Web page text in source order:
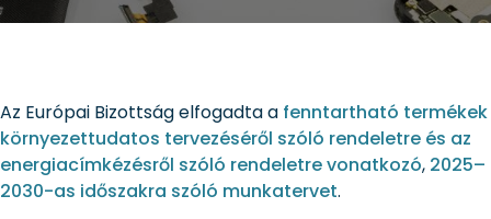
Az Európai Bizottság elfogadta a fenntartható termékek
környezettudatos tervezéséről szóló rendeletre és az
energiacímkézésről szóló rendeletre vonatkozó, 2025–
2030-as időszakra szóló munkatervet.